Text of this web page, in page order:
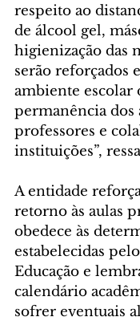
respeito ao
de álcool gel,
higienização das
serão reforçados
ambiente escolar
permanência dos
professores e
instituições”,
A entidade
retorno às aulas
obedece às
estabelecidas
Educação e
calendário
sofrer eventuais